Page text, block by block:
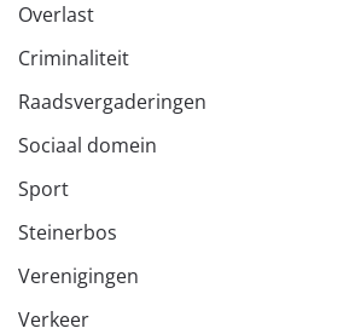
Overlast
Criminaliteit
Raadsvergaderingen
Sociaal domein
Sport
Steinerbos
Verenigingen
Verkeer